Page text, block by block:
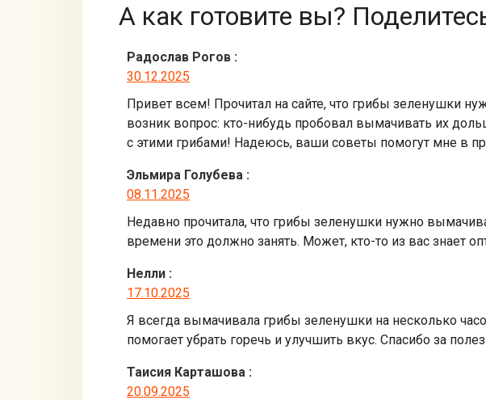
А как готовите вы?
Радослав Рогов :
30.12.2025
Привет всем! Прочитал на сайте, что грибы зеленушки
возник вопрос: кто-нибудь пробовал вымачивать их
с этими грибами! Надеюсь, ваши советы помогут мне в
Эльмира Голубева :
08.11.2025
Недавно прочитала, что грибы зеленушки нужно
времени это должно занять. Может, кто-то из вас знает
Нелли :
17.10.2025
Я всегда вымачивала грибы зеленушки на несколько
помогает убрать горечь и улучшить вкус. Спасибо за
Таисия Карташова :
20.09.2025